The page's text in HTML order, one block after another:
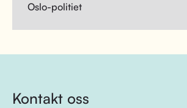
Oslo-politiet
Kontakt oss